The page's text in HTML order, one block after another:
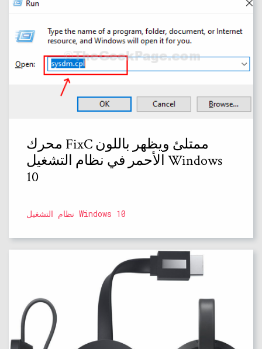
محرك FixC ممتلئ ويظهر باللون
الأحمر في نظام التشغيل Windows
10
نظام التشغيل Windows 10